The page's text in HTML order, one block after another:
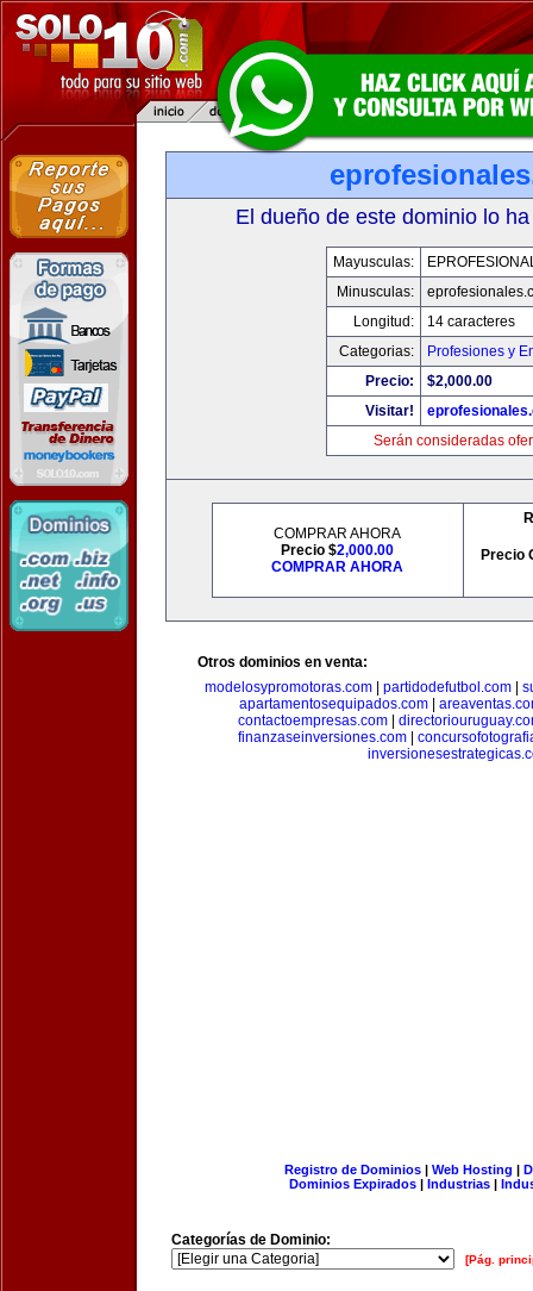
El dueño de este dominio lo
Mayusculas:
Minusculas:
Longitud:
14 caracteres
Categorias:
Profesiones y
Precio:
$2,000.00
Visitar!
Serán consideradas
COMPRAR AHORA
Precio $2,000.00
COMPRAR AHORA
Precio
Otros dominios en venta:
modelosypromotoras.com| partidodefutbol.com|
apartamentosequipados.com|
contactoempresas.com
finanzaseinversiones.com
Registro de Dominios| Web Hosting |
Dominios Expirados | Industrias |
Categorías de Dominio:
[Pág.